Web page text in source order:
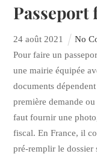
Passeport
24 août 2021 No
Pour faire un
une mairie équipée
documents
première demande
faut fournir une
fiscal. En France, il
pré-remplir le dossier